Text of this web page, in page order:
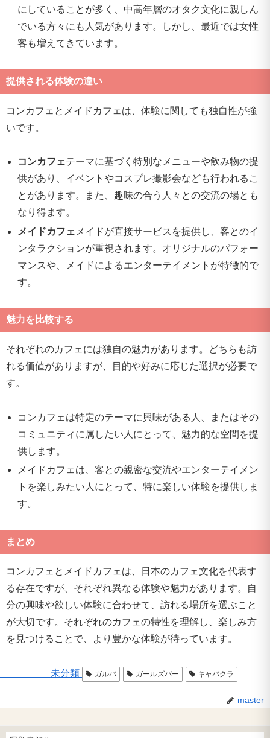
にしていることが多く、中高年層のオタク文化に親しん
でいる方々にも人気があります。しかし、最近では女性
客も増えてきています。
提供される体験の違い
コンカフェとメイドカフェは、体験に関しても独自性が強
いです。
コンカフェテーマに基づく特別なメニューや飲み物の提
供があり、イベントやコスプレ撮影会なども行われるこ
とがあります。また、趣味の合う人々との交流の場とも
なり得ます。
メイドカフェ メイドが直接サービスを提供し、客とのイ
ンタラクションが重視されます。オリジナルのパフォー
マンスや、メイドによるエンターテイメントが特徴的で
す。
魅力を比較する
それぞれのカフェには独自の魅力があります。どちらも訪
れる価値がありますが、目的や好みに応じた選択が必要で
す。
コンカフェは特定のテーマに興味がある人、またはその
コミュニティに属したい人にとって、魅力的な空間を提
供します。
メイドカフェは、客との親密な交流やエンターテイメン
トを楽しみたい人にとって、特に楽しい体験を提供しま
す。
まとめ
コンカフェとメイドカフェは、日本のカフェ文化を代表す
る存在ですが、それぞれ異なる体験や魅力があります。自
分の興味や欲しい体験に合わせて、訪れる場所を選ぶこと
が大切です。それぞれのカフェの特性を理解し、楽しみ方
を見つけることで、より豊かな体験が待っています。
未分類 ガルバ ガールズバー キャバクラ
master